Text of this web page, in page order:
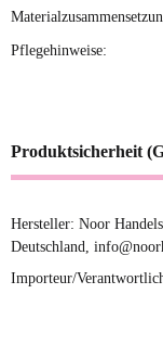
Pflegehinweise:
Produktsicherheit
Hersteller: Noor
Deutschland,
Importeur/